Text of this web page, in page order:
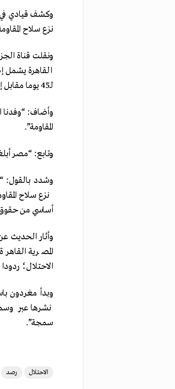
وكشف قيادي
نزع سلاح المقاومة،
ونقلت قناة
القاهرة يشمل
لـ45 يوما مقابل إدخال الطعام والإيواء.
وأضاف: “وفدنا
المقاومة”.
وتابع: “مصر
وشدد بالقول:
نزع سلاح
أساسي من
وأثار الحديث
المصرية
الاحتلال؛
وبدأ مغردون
نشرها عبر
سمجة”.
الاحتلال رصد